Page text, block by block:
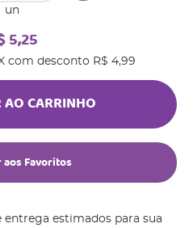
un
5,25
com desconto R$ 4,99
CARRINHO
Favoritos
entrega estimados para sua